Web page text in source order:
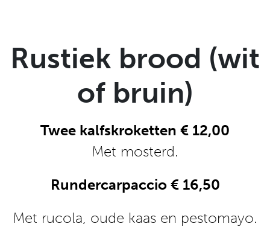
Rustiek brood (wit
of bruin)
Twee kalfskroketten € 12,00
Met mosterd.
Rundercarpaccio € 16,50
Met rucola, oude kaas en pestomayo.